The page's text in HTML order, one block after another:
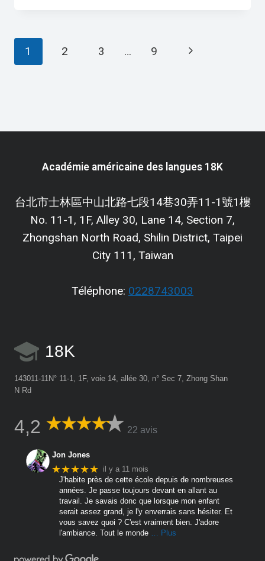
WORKSHEET
Navigation
1 2 3 … 9
Page
Académie américaine des langues 18K
台北市士林區中山北路七段14巷30弄11-1號1樓
No. 11-1, 1F, Alley 30, Lane 14, Section 7,
Zhongshan North Road, Shilin District, Taipei
City 111, Taiwan
Téléphone: 0228743003
18K
143011-11N° 11-1, 1F, voie 14, allée 30, n° Sec 7, Zhong Shan
N Rd
4,2 22 avis
Jon Jones
★★★★★ il y a 11 mois
J'habite près de cette école depuis de nombreuses
années. Je passe toujours devant en allant au
travail. Je savais donc que lorsque mon enfant
serait assez grand, je l'y enverrais sans hésiter. Et
vous savez quoi ? C'est vraiment bien. J'adore
l'ambiance. Tout le monde
… Plus